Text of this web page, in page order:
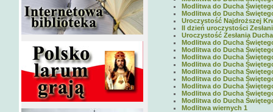
Modlitwa do Ducha
Modlitwa do Ducha
Uroczystość Najdroższej
II dzień uroczystości
Uroczystość Zesłania
Modlitwa do Ducha
Modlitwa do Ducha
Modlitwa do Ducha
Modlitwa do Ducha
Modlitwa do Ducha
Modlitwa do Ducha
Modlitwa do Ducha
Modlitwa do Ducha
Modlitwa do Ducha
Modlitwa wiernych 1